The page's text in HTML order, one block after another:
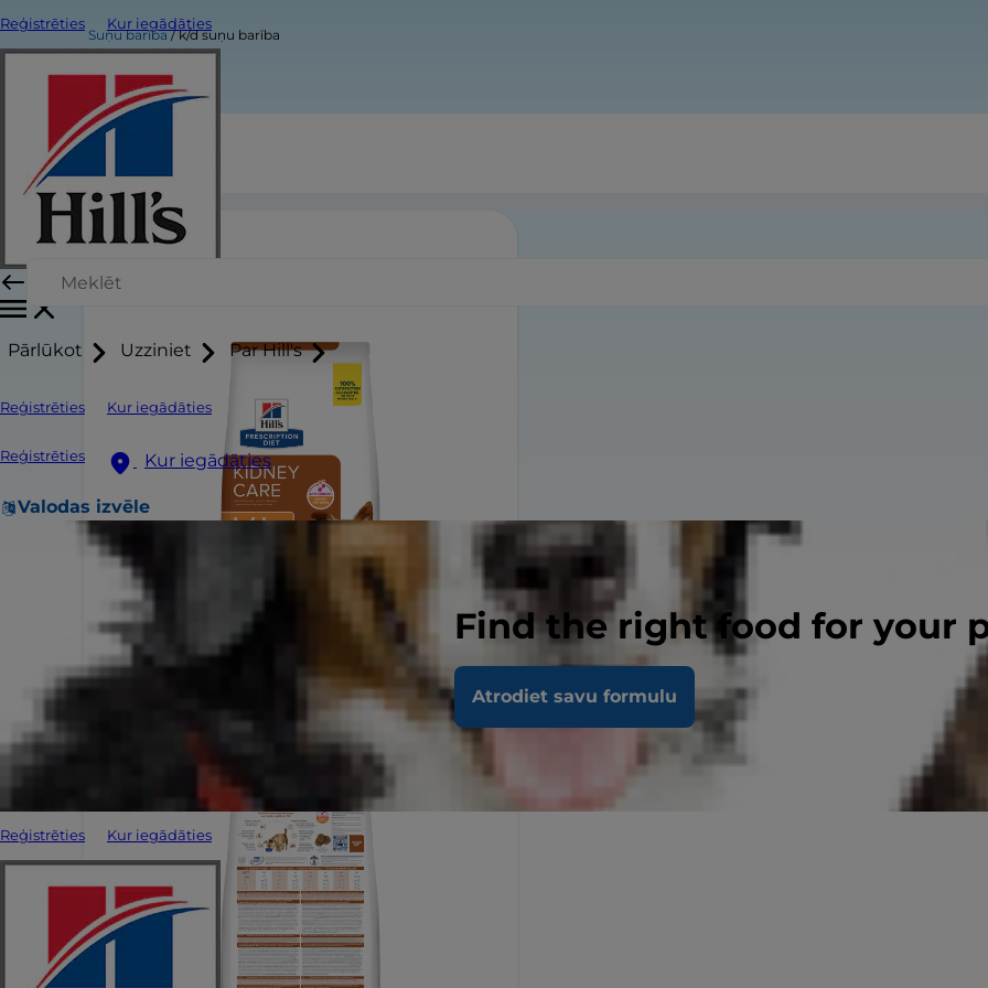
Reģistrēties Kur iegādāties
Pārlūkot Uzziniet Par Hill's
Reģistrēties Kur iegādāties
Reģistrēties Kur iegādāties
Valodas izvēle
Find the right food for your
Atrodiet savu formulu
Reģistrēties Kur iegādāties
Suņu barība k/d suņu barība
k/d suņu barība